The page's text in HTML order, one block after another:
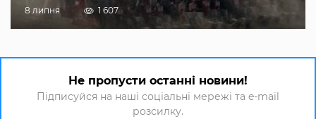
8 липня 1 607
Не пропусти останні новини!
Підписуйся на наші соціальні мережі та e-mail
розсилку.